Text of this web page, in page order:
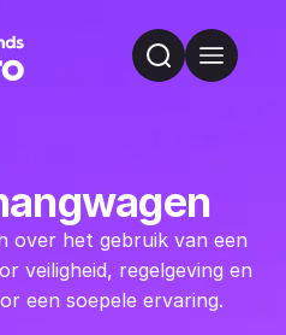
over het gebruik van een
veiligheid, regelgeving en
een soepele ervaring.